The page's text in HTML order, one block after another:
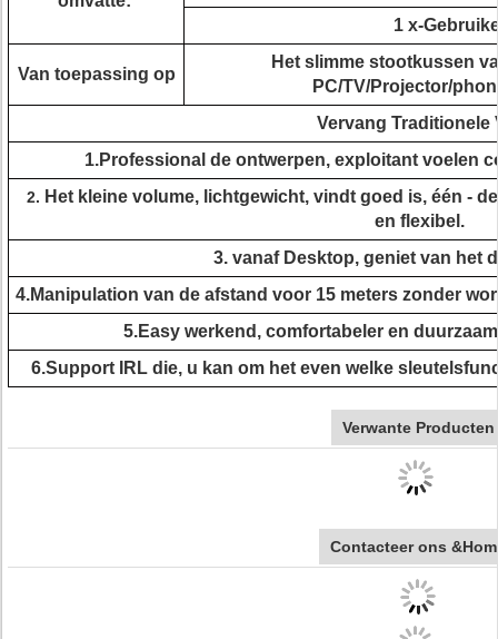
1 x-
Van toepassing op
Het slimme stootkussen
PC/TV/Projector/
Vervang Traditionele
1.Professional de ontwerpen, exploitant voelen
2. Het kleine volume, lichtgewicht, vindt goed is, één -
en flexibel.
3. vanaf Desktop, geniet van het
4.Manipulation van de afstand voor 15 meters zonder
5.Easy werkend, comfortabeler en
6.Support IRL die, u kan om het even welke
Verwante Producten
Contacteer ons